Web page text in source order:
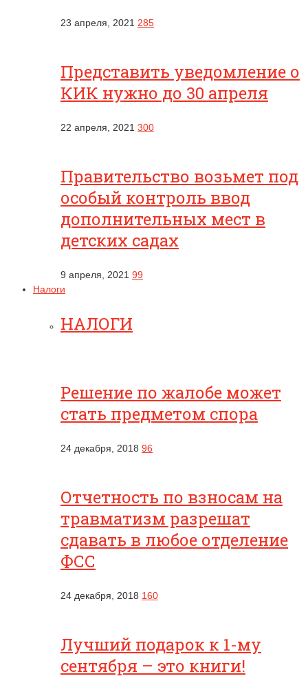
23 апреля, 2021 285
Представить уведомление о
КИК нужно до 30 апреля
22 апреля, 2021 300
Правительство возьмет под
особый контроль ввод
дополнительных мест в
детских садах
9 апреля, 2021 99
Налоги
НАЛОГИ
Решение по жалобе может
стать предметом спора
24 декабря, 2018 96
Отчетность по взносам на
травматизм разрешат
сдавать в любое отделение
ФСС
24 декабря, 2018 160
Лучший подарок к 1-му
сентября – это книги!